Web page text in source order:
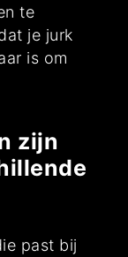
te
je jurk
is om
zijn
past bij